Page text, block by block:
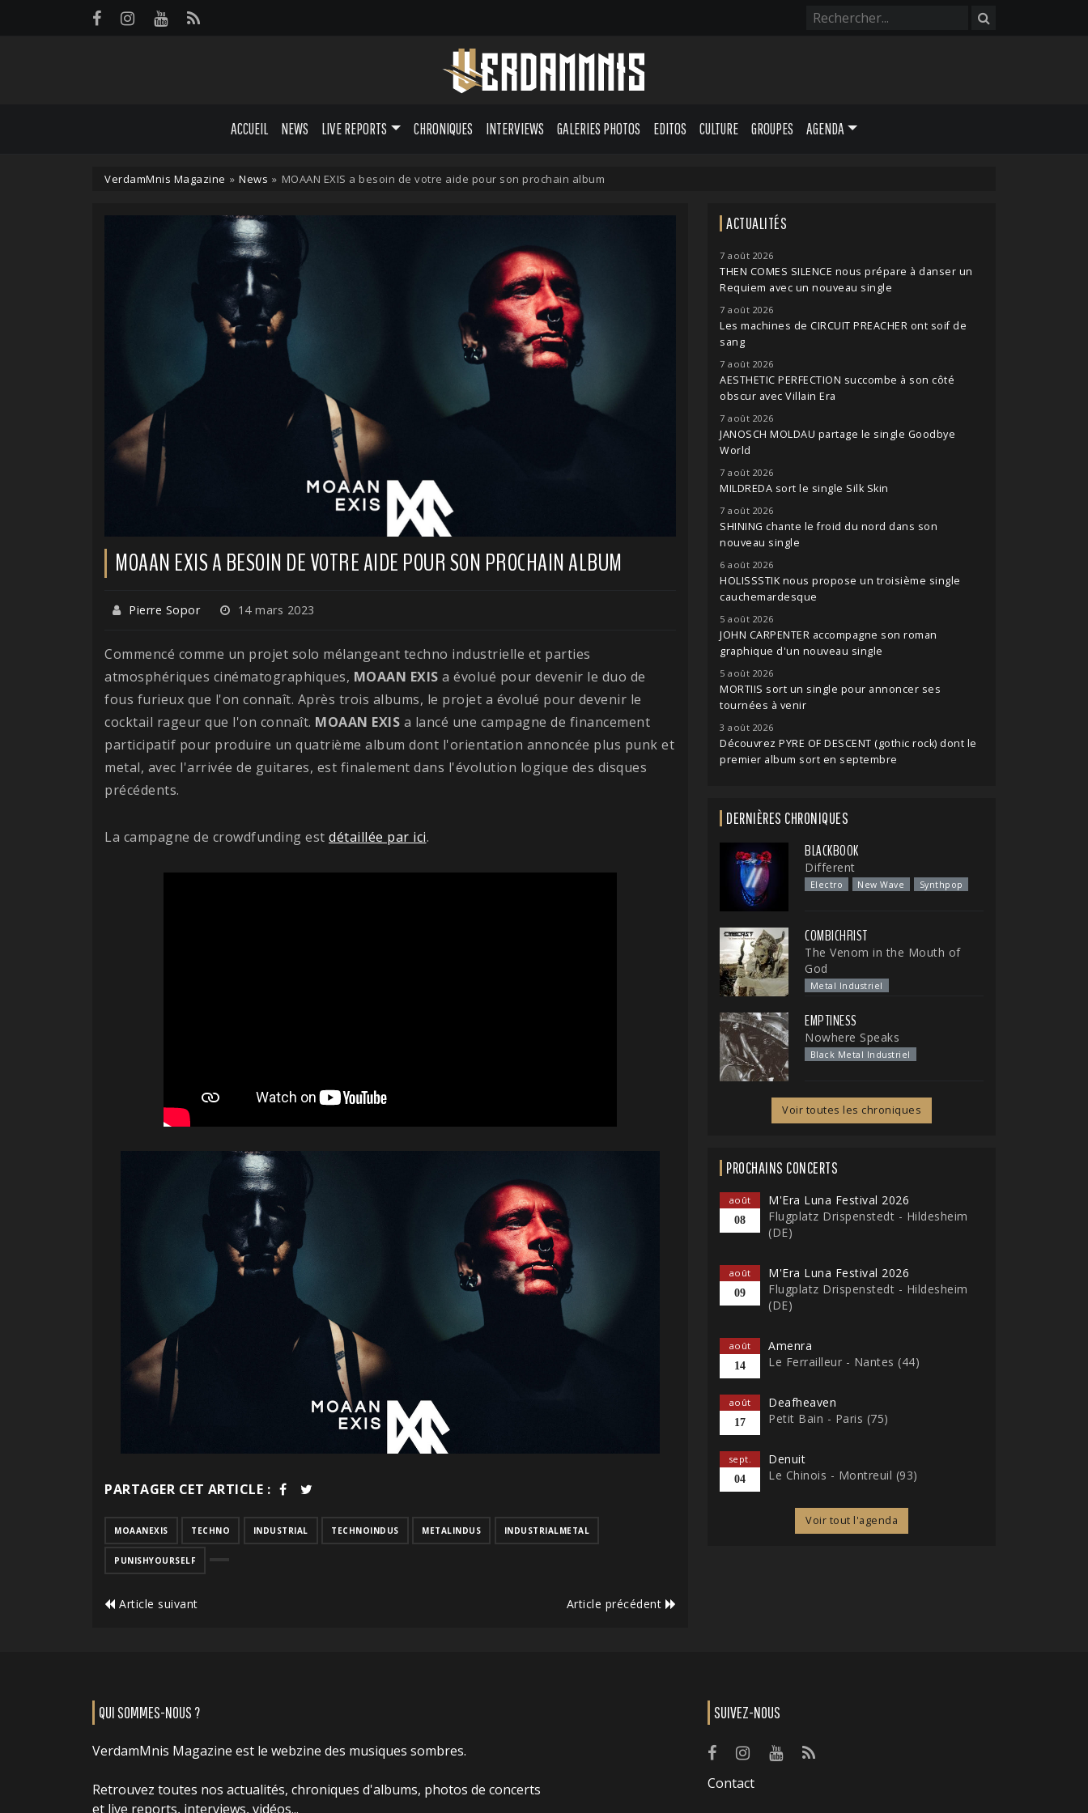
ACCUEIL NEWS LIVE REPORTS CHRONIQUES INTERVIEWS GALERIES PHOTOS EDITOS CULTURE GROUPES AGENDA
VerdamMnis Magazine » News » MOAAN EXIS a besoin de votre aide pour son prochain album
MOAAN EXIS A BESOIN DE VOTRE AIDE POUR SON PROCHAIN ALBUM
Pierre Sopor 14 mars 2023
Commencé comme un projet solo mélangeant techno industrielle et parties
atmosphériques cinématographiques, MOAAN EXIS a évolué pour devenir le duo de
fous furieux que l'on connaît. Après trois albums, le projet a évolué pour devenir le
cocktail rageur que l'on connaît. MOAAN EXIS a lancé une campagne de financement
participatif pour produire un quatrième album dont l'orientation annoncée plus punk et
metal, avec l'arrivée de guitares, est finalement dans l'évolution logique des disques
précédents.
La campagne de crowdfunding est détaillée par ici.
PARTAGER CET ARTICLE :
MOAANEXIS TECHNO INDUSTRIAL TECHNOINDUS METALINDUS INDUSTRIALMETAL
PUNISHYOURSELF
Article suivant Article précédent
ACTUALITÉS
7 août 2026
THEN COMES SILENCE nous prépare à danser un
Requiem avec un nouveau single
7 août 2026
Les machines de CIRCUIT PREACHER ont soif de
sang
7 août 2026
AESTHETIC PERFECTION succombe à son côté
obscur avec Villain Era
7 août 2026
JANOSCH MOLDAU partage le single Goodbye
World
7 août 2026
MILDREDA sort le single Silk Skin
7 août 2026
SHINING chante le froid du nord dans son
nouveau single
6 août 2026
HOLISSSTIK nous propose un troisième single
cauchemardesque
5 août 2026
JOHN CARPENTER accompagne son roman
graphique d'un nouveau single
5 août 2026
MORTIIS sort un single pour annoncer ses
tournées à venir
3 août 2026
Découvrez PYRE OF DESCENT (gothic rock) dont le
premier album sort en septembre
DERNIÈRES CHRONIQUES
BLACKBOOK
Different
Electro New Wave Synthpop
COMBICHRIST
The Venom in the Mouth of
God
Metal Industriel
EMPTINESS
Nowhere Speaks
Black Metal Industriel
Voir toutes les chroniques
PROCHAINS CONCERTS
août
08
M'Era Luna Festival 2026
Flugplatz Drispenstedt - Hildesheim
(DE)
août
09
M'Era Luna Festival 2026
Flugplatz Drispenstedt - Hildesheim
(DE)
août
14
Amenra
Le Ferrailleur - Nantes (44)
août
17
Deafheaven
Petit Bain - Paris (75)
sept.
04
Denuit
Le Chinois - Montreuil (93)
Voir tout l'agenda
QUI SOMMES-NOUS ?
VerdamMnis Magazine est le webzine des musiques sombres.
Retrouvez toutes nos actualités, chroniques d'albums, photos de concerts
et live reports, interviews, vidéos...
SUIVEZ-NOUS
Contact
Panneau de gestion des cookies